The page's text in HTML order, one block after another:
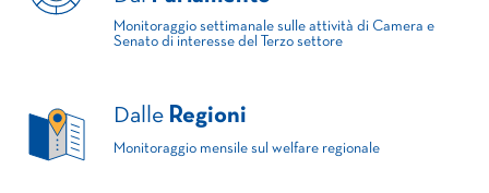
Monitoraggio settimanale sulle attività di Camera e
Senato di interesse del Terzo settore
Dalle Regioni
Monitoraggio mensile sul welfare regionale